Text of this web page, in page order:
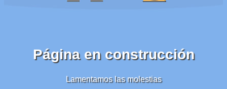
Página en construcción
Lamentamos las molestias